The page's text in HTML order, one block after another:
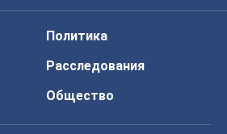
Политика
Расследования
Общество